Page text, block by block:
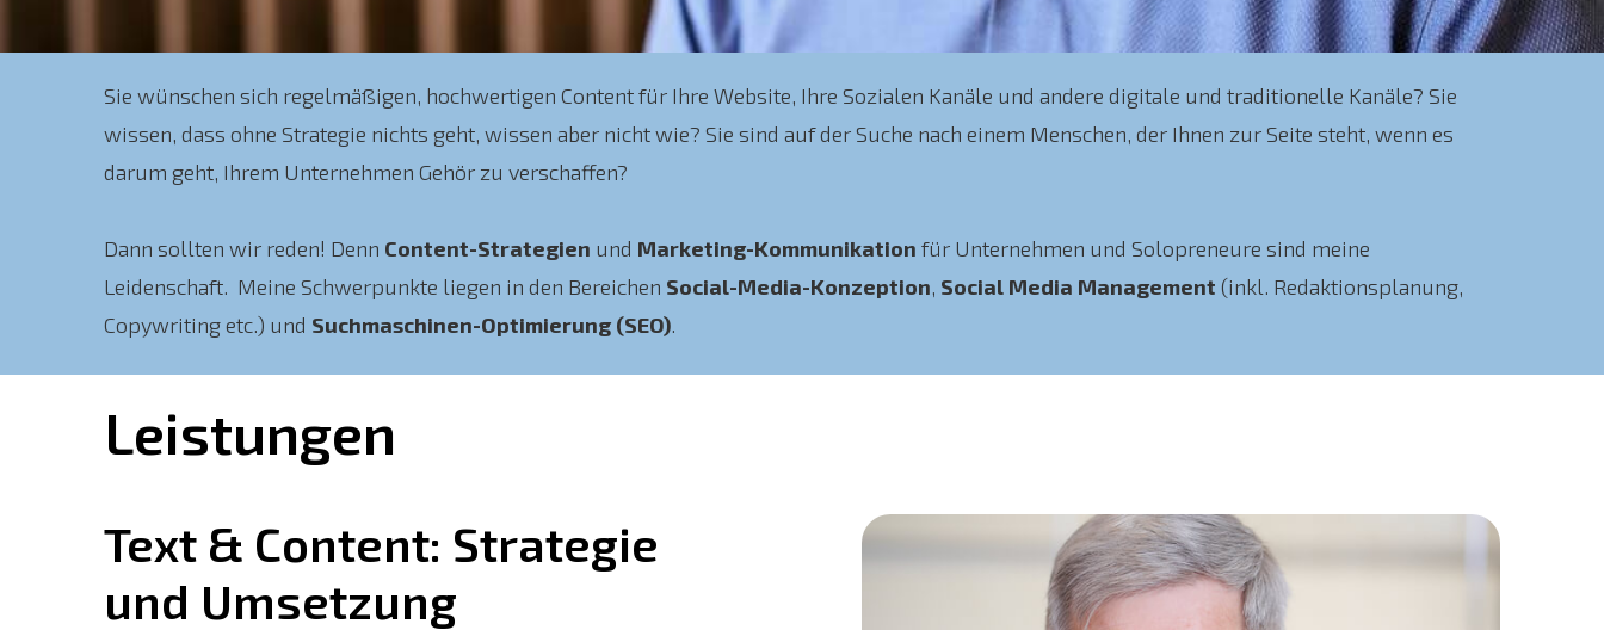
Sie wünschen sich regelmäßigen, hochwertigen Content für Ihre Website, Ihre Sozialen Kanäle und andere digitale und traditionelle Kanäle? Sie
wissen, dass ohne Strategie nichts geht, wissen aber nicht wie? Sie sind auf der Suche nach einem Menschen, der Ihnen zur Seite steht, wenn es
darum geht, Ihrem Unternehmen Gehör zu verschaffen?
Dann sollten wir reden! Denn Content-Strategien und Marketing-Kommunikation für Unternehmen und Solopreneure sind meine
Leidenschaft. Meine Schwerpunkte liegen in den Bereichen Social-Media-Konzeption, Social Media Management (inkl. Redaktionsplanung,
Copywriting etc.) und Such­maschinen-Opti­mierung (SEO).
Leistungen
Text & Content: Strategie
und Umsetzung